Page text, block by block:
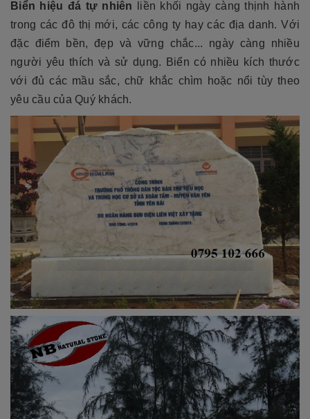
Biển hiệu đá tự nhiên liền khối ngày càng thịnh hành
trong các đô thị mới, các công ty hay các địa danh. Với
đặc điểm bền, đẹp và vững chắc... ngày càng nhiều
người yêu thích và sử dụng. Biển có nhiều kích thước
với đủ các mầu sắc, chữ khắc chìm hoặc nổi tùy theo
yêu cầu của Quý khách.